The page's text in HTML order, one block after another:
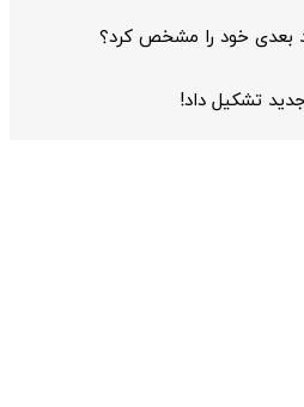
بعدی خود را مشخص کرد؟
تشکیل داد!